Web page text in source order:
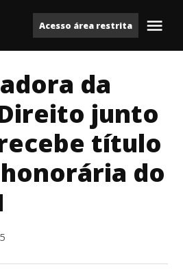
ConpediAcesso área restrita
da
junto
recebe título
do